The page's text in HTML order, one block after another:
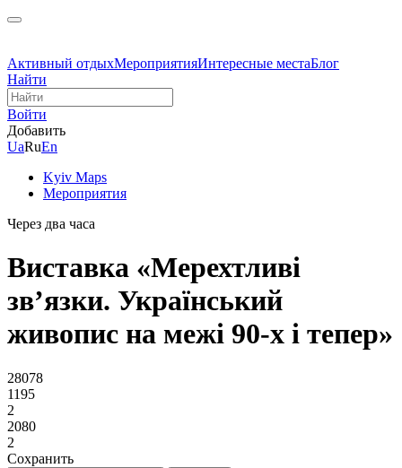
Активный отдыхМероприятияИнтересные местаБлог
Найти
Войти
Добавить
UaRuEn
Kyiv Maps
Мероприятия
Через два часа
Виставка «Мерехтливі
звʼязки. Український
живопис на межі 90-х і тепер»
28078
1195
2
2080
2
Сохранить